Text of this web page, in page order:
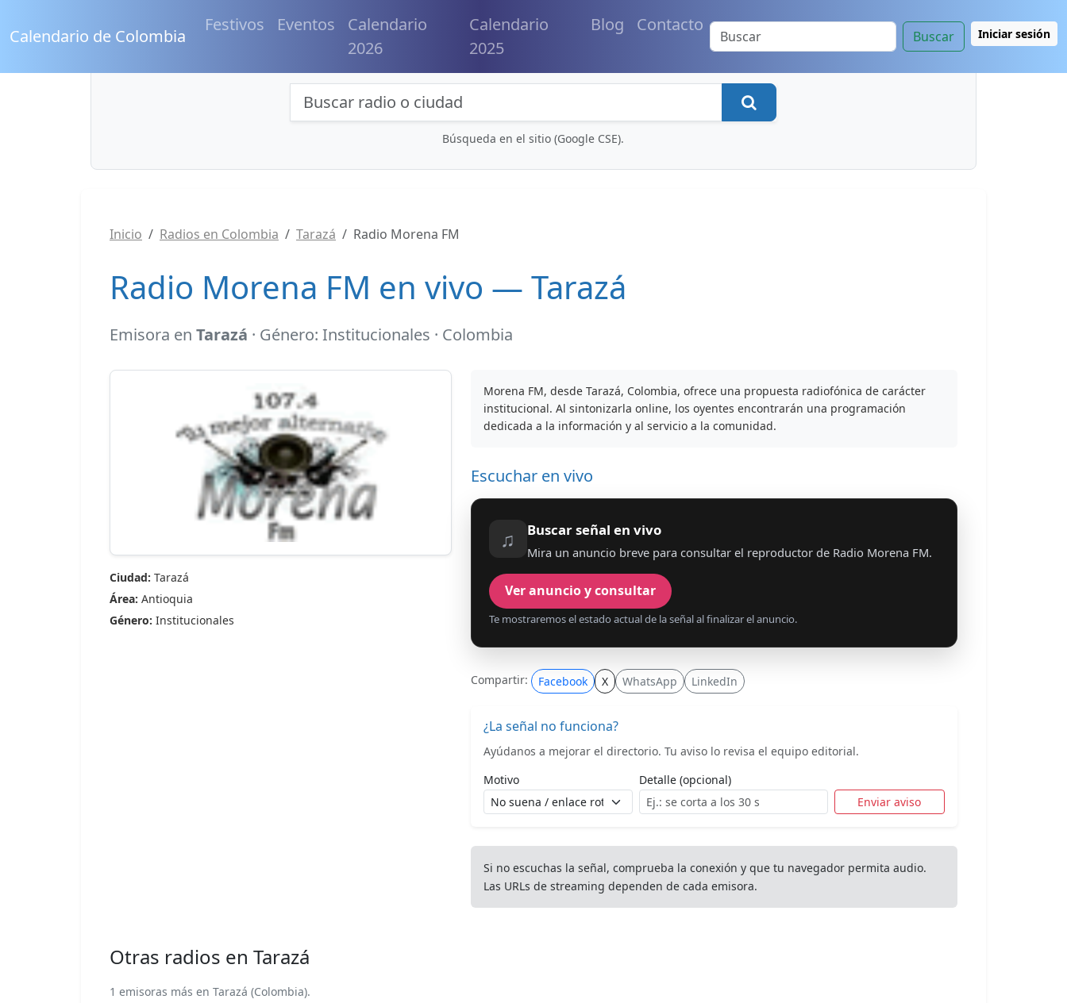
Calendario de Colombia
Festivos Eventos
Calendario
2026
Calendario
2025
Blog Contacto
Buscar Iniciar sesión
Búsqueda de radios y contenidos
Búsqueda en el sitio (Google CSE).
Inicio Radios en Colombia Tarazá Radio Morena FM
Radio Morena FM en vivo — Tarazá
Emisora en Tarazá · Género: Institucionales · Colombia
Ciudad: Tarazá
Área: Antioquia
Género: Institucionales
Morena FM, desde Tarazá, Colombia, ofrece una propuesta radiofónica de carácter
institucional. Al sintonizarla online, los oyentes encontrarán una programación
dedicada a la información y al servicio a la comunidad.
Escuchar en vivo
♫ Buscar señal en vivo
Mira un anuncio breve para consultar el reproductor de Radio Morena FM.
Ver anuncio y consultar
Te mostraremos el estado actual de la señal al finalizar el anuncio.
Compartir: Facebook X WhatsApp LinkedIn
¿La señal no funciona?
Ayúdanos a mejorar el directorio. Tu aviso lo revisa el equipo editorial.
Motivo
Detalle (opcional)
Enviar aviso
Si no escuchas la señal, comprueba la conexión y que tu navegador permita audio.
Las URLs de streaming dependen de cada emisora.
Otras radios en Tarazá
1 emisoras más en Tarazá (Colombia).